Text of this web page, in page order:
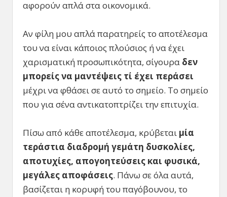
αφορούν απλά στα οικονομικά.
Αν φίλη μου απλά παρατηρείς το αποτέλεσμα
του να είναι κάποιος πλούσιος ή να έχει
χαρισματική προσωπικότητα, σίγουρα δεν
μπορείς να μαντέψεις τί έχει περάσει
μέχρι να φθάσει σε αυτό το σημείο. Το σημείο
που για σένα αντικατοπτρίζει την επιτυχία.
Πίσω από κάθε αποτέλεσμα, κρύβεται μία
τεράστια διαδρομή γεμάτη δυσκολίες,
αποτυχίες, απογοητεύσεις και φυσικά,
μεγάλες αποφάσεις. Πάνω σε όλα αυτά,
βασίζεται η κορυφή του παγόβουνου, το